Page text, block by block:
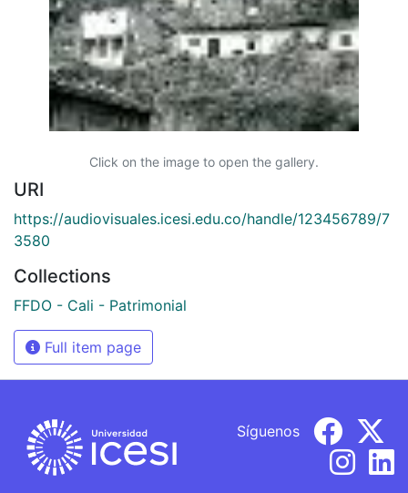
Click on the image to open the gallery.
URI
https://audiovisuales.icesi.edu.co/handle/123456789/7
3580
Collections
FFDO - Cali - Patrimonial
Full item page
Síguenos